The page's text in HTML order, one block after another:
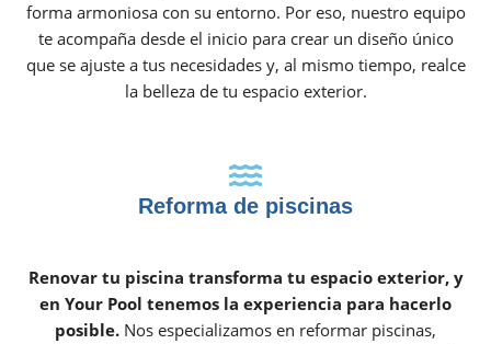
forma armoniosa con su entorno. Por eso, nuestro equipo
te acompaña desde el inicio para crear un diseño único
que se ajuste a tus necesidades y, al mismo tiempo, realce
la belleza de tu espacio exterior.
Reforma de piscinas
Renovar tu piscina transforma tu espacio exterior, y
en Your Pool tenemos la experiencia para hacerlo
posible. Nos especializamos en reformar piscinas,